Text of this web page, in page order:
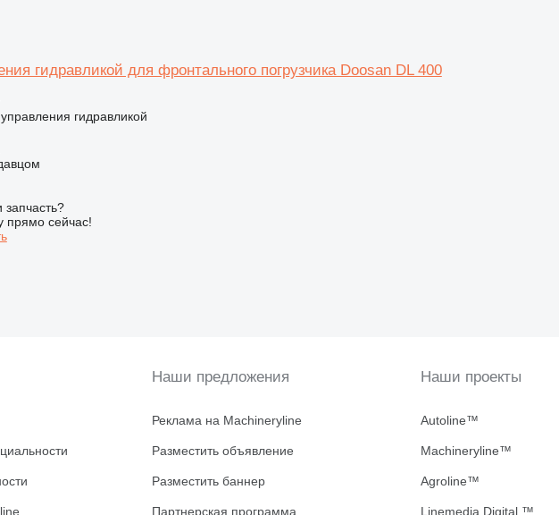
гидравликой для фронтального погрузчика Doosan DL 400
гидравликой
прямо сейчас!
Наши предложения
Реклама на Machineryline
Разместить объявление
Разместить баннер
Партнерская программа
Наши проекты
Autoline™
Machineryline™
Agroline™
Linemedia Digital ™